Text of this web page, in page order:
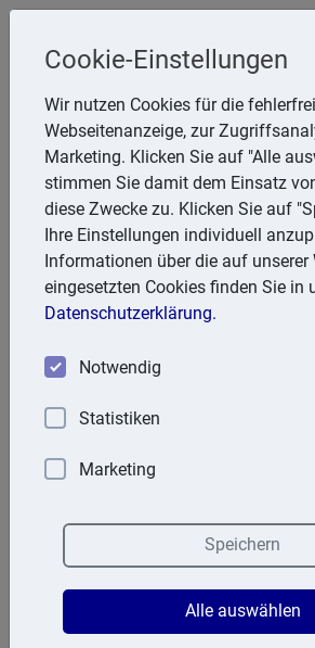
Friedhelm Glanert
Breitenbachstr. 28, 47809 Krefeld
Telefon: 2151 951857
E-Mail:FGlanert@aol.com
Lexika
Volltext-Suche in den Lexika
Steuerlexikon
Geringwertige
Geringwertige Wirtschaftsgüter,
selbstständig nutzbarere, bewegliche
Vermögensgegenstände.
Betriebsausgabe (Barentnahmen aus
Cookie-Einstellungen
Wir nutzen Cookies für die
Webseitenanzeige, zur
Marketing. Klicken Sie auf "Alle
stimmen Sie damit dem Einsatz
diese Zwecke zu. Klicken Sie auf
Ihre Einstellungen individuell
Informationen über die auf unserer
eingesetzten Cookies finden Sie in
Datenschutzerklärung.
Notwendig
Statistiken
Marketing
Speichern
Alle auswählen